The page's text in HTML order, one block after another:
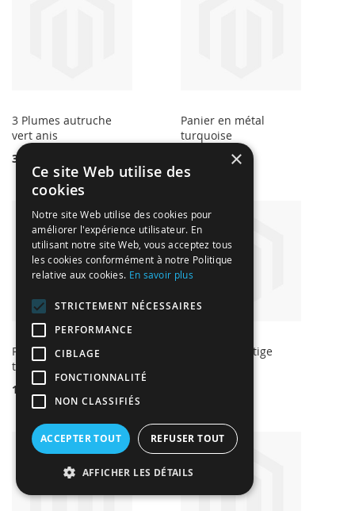
3 Plumes autruche
vert anis
3,99 €
Panier en métal
turquoise
Photophore rayé
turquoise
1,99 €
12 Fleurs sur tige
×
Ce site Web utilise des
cookies
Notre site Web utilise des cookies pour
améliorer l'expérience utilisateur. En
utilisant notre site Web, vous acceptez tous
les cookies conformément à notre Politique
relative aux cookies. En savoir plus
STRICTEMENT NÉCESSAIRES
PERFORMANCE
CIBLAGE
FONCTIONNALITÉ
NON CLASSIFIÉS
ACCEPTER TOUT REFUSER TOUT
AFFICHER LES DÉTAILS